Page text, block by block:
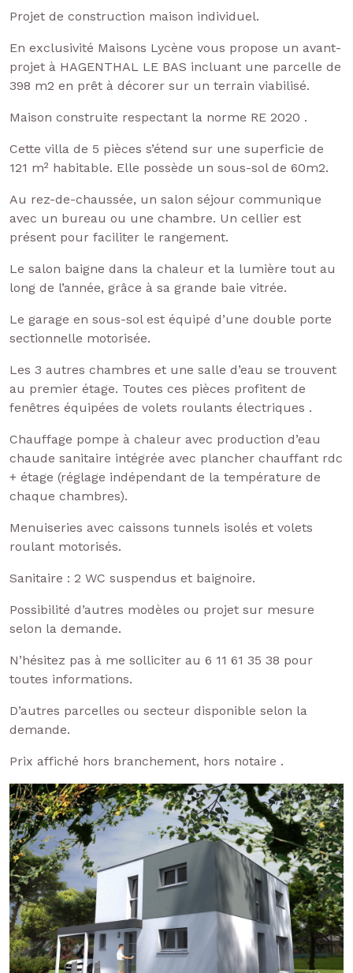
Projet de construction maison individuel.
En exclusivité Maisons Lycène vous propose un avant-
projet à HAGENTHAL LE BAS incluant une parcelle de
398 m2 en prêt à décorer sur un terrain viabilisé.
Maison construite respectant la norme RE 2020 .
Cette villa de 5 pièces s’étend sur une superficie de
121 m² habitable. Elle possède un sous-sol de 60m2.
Au rez-de-chaussée, un salon séjour communique
avec un bureau ou une chambre. Un cellier est
présent pour faciliter le rangement.
Le salon baigne dans la chaleur et la lumière tout au
long de l’année, grâce à sa grande baie vitrée.
Le garage en sous-sol est équipé d’une double porte
sectionnelle motorisée.
Les 3 autres chambres et une salle d’eau se trouvent
au premier étage. Toutes ces pièces profitent de
fenêtres équipées de volets roulants électriques .
Chauffage pompe à chaleur avec production d’eau
chaude sanitaire intégrée avec plancher chauffant rdc
+ étage (réglage indépendant de la température de
chaque chambres).
Menuiseries avec caissons tunnels isolés et volets
roulant motorisés.
Sanitaire : 2 WC suspendus et baignoire.
Possibilité d’autres modèles ou projet sur mesure
selon la demande.
N’hésitez pas à me solliciter au 6 11 61 35 38 pour
toutes informations.
D’autres parcelles ou secteur disponible selon la
demande.
Prix affiché hors branchement, hors notaire .